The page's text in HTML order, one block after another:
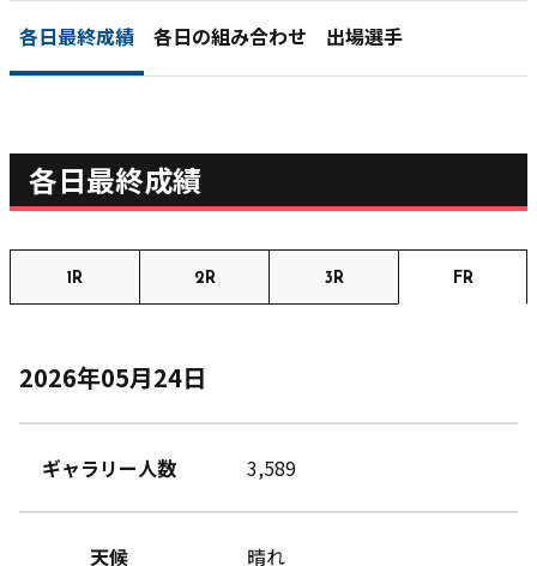
各日最終成績 各日の組み合わせ 出場選手
各日最終成績
1R 2R 3R FR
2026年05月24日
ギャラリー人数 3,589
天候 晴れ